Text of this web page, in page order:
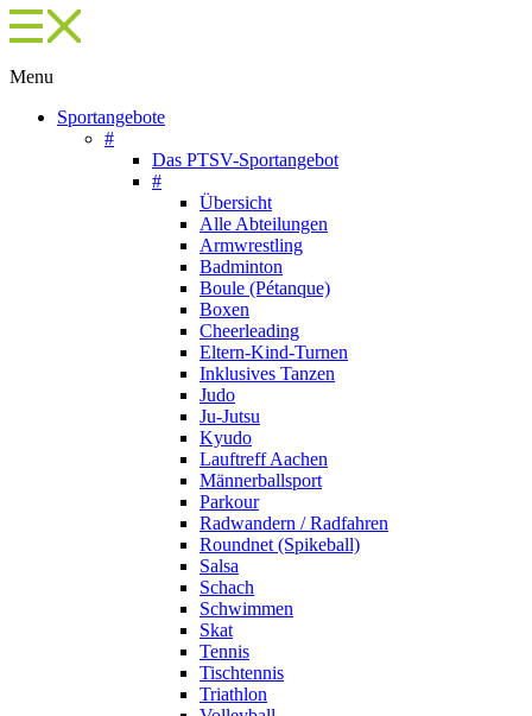
Menu
Sportangebote
#
Das PTSV-Sportangebot
#
Übersicht
Alle Abteilungen
Armwrestling
Badminton
Boule (Pétanque)
Boxen
Cheerleading
Eltern-Kind-Turnen
Inklusives Tanzen
Judo
Ju-Jutsu
Kyudo
Lauftreff Aachen
Männerballsport
Parkour
Radwandern / Radfahren
Roundnet (Spikeball)
Salsa
Schach
Schwimmen
Skat
Tennis
Tischtennis
Triathlon